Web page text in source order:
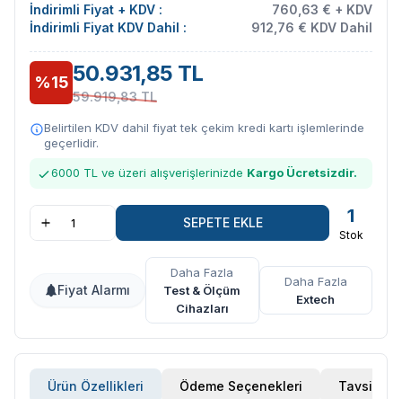
İndirimli Fiyat + KDV :
760,63 € + KDV
İndirimli Fiyat KDV Dahil :
912,76 € KDV Dahil
%15 50.931,85 TL
59.919,83 TL
Belirtilen KDV dahil fiyat tek çekim kredi kartı işlemlerinde
geçerlidir.
6000 TL ve üzeri alışverişlerinizde Kargo Ücretsizdir.
SEPETE EKLE 1
Stok
Fiyat Alarmı
Daha Fazla
Test & Ölçüm
Cihazları
Daha Fazla
Extech
Ürün Özellikleri Ödeme Seçenekleri Tavsiye Et